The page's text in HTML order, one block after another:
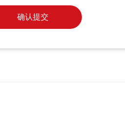
确认提交